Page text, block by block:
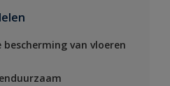
van vloeren